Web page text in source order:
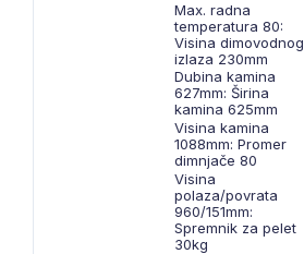
Max. radna
temperatura 80:
Visina dimovodnog
izlaza 230mm
Dubina kamina
627mm: Širina
kamina 625mm
Visina kamina
1088mm: Promer
dimnjače 80
Visina
polaza/povrata
960/151mm:
Spremnik za pelet
30kg